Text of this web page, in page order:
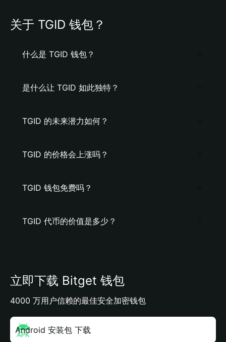
关于 TGID 钱包？
什么是 TGID 钱包？
是什么让 TGID 如此独特？
TGID 的未来潜力如何？
TGID 的价格会上涨吗？
TGID 钱包免费吗？
TGID 代币的价值是多少？
立即下载 Bitget 钱包
4000 万用户信赖的最佳安全加密钱包
Android 安装包 下载